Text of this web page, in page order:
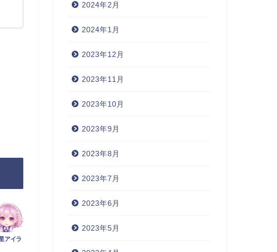
2024年2月
2024年1月
2023年12月
2023年11月
2023年10月
2023年9月
2023年8月
2023年7月
2023年6月
2023年5月